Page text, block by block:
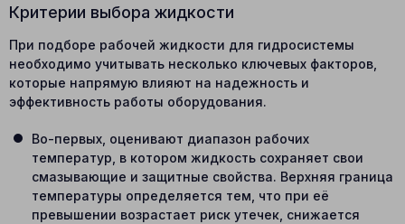
Критерии выбора жидкости
При подборе рабочей жидкости для гидросистемы
необходимо учитывать несколько ключевых факторов,
которые напрямую влияют на надежность и
эффективность работы оборудования.
Во-первых, оценивают диапазон рабочих
температур, в котором жидкость сохраняет свои
смазывающие и защитные свойства. Верхняя граница
температуры определяется тем, что при её
превышении возрастает риск утечек, снижается